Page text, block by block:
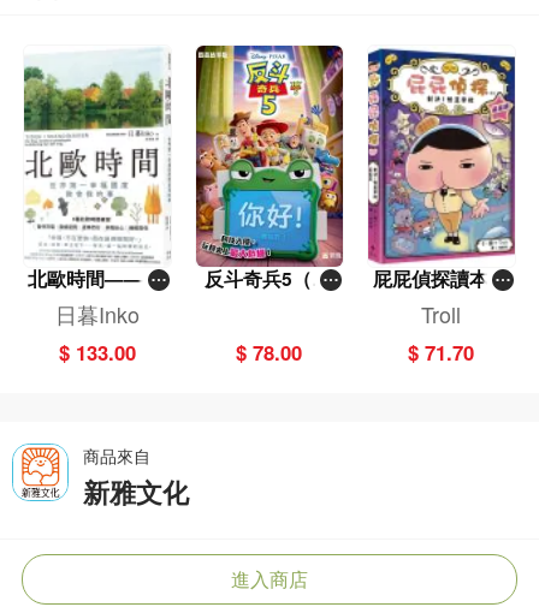
北歐時間——世
界第一幸福國度
教會我的事
日暮Inko
$ 133.00
反斗奇兵5（圖
$ 78.00
屁屁偵探讀本(1
3)－－對決！怪
篇）
Troll
$ 71.70
商品來自
新雅文化
進入商店